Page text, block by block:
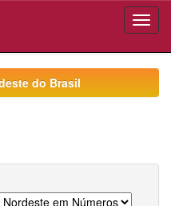
do Brasil